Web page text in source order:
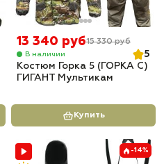
13 340 руб15 330 руб
В наличии
5
Костюм Горка 5 (ГОРКА С)
ГИГАНТ Мультикам
Купить
-14%